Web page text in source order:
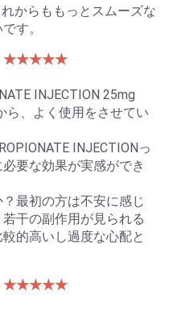
からももっとスムーズな
す。
★★★★★
INJECTION 25mg
ら、よく使用をさせてい
INJECTIONっ
要な効果が実感ができ
最初の方は不安に感じ
干の副作用が見られる
的高いし過度な心配と
★★★★★